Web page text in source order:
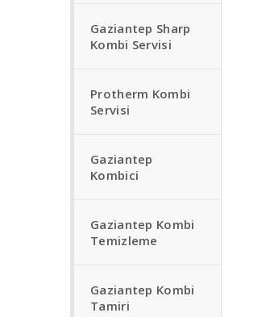
Gaziantep Sharp
Kombi Servisi
Protherm Kombi
Servisi
Gaziantep
Kombici
Gaziantep Kombi
Temizleme
Gaziantep Kombi
Tamiri